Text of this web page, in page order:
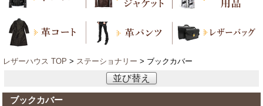
レザーハウス TOP > ステーショナリー > ブックカバー
並び替え
ブックカバー